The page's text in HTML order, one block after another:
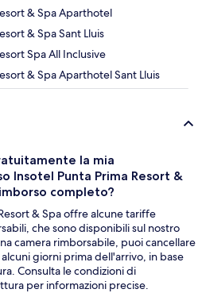
& Spa Aparthotel
& Spa Sant Lluis
Spa All Inclusive
& Spa Aparthotel Sant Lluis
la mia
Insotel Punta Prima Resort &
completo?
& Spa offre alcune tariffe
che sono disponibili sul nostro
camera rimborsabile, puoi cancellare
giorni prima dell'arrivo, in base
Consulta le condizioni di
per informazioni precise.